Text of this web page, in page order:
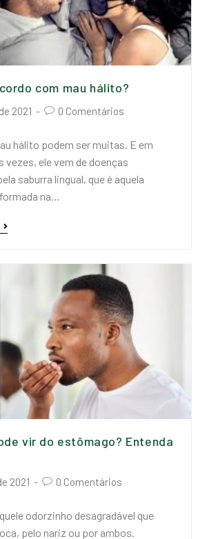
com mau hálito?
2021 0 Comentários
hálito podem ser muitas. E em
vezes, ele vem de doenças
saburra lingual, que é aquela
na…
vir do estômago? Entenda
2021 0 Comentários
odorzinho desagradável que
pelo nariz ou por ambos.